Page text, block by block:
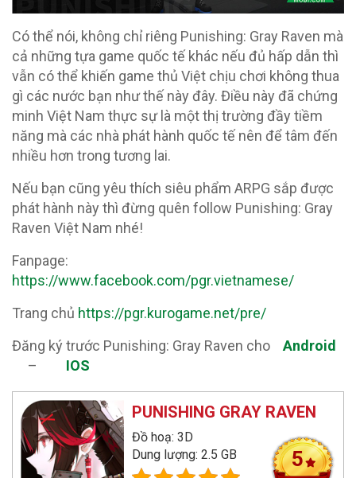
Có thể nói, không chỉ riêng Punishing: Gray Raven mà
cả những tựa game quốc tế khác nếu đủ hấp dẫn thì
vẫn có thể khiến game thủ Việt chịu chơi không thua
gì các nước bạn như thế này đây. Điều này đã chứng
minh Việt Nam thực sự là một thị trường đầy tiềm
năng mà các nhà phát hành quốc tế nên để tâm đến
nhiều hơn trong tương lai.
Nếu bạn cũng yêu thích siêu phẩm ARPG sắp được
phát hành này thì đừng quên follow Punishing: Gray
Raven Việt Nam nhé!
Fanpage:
https://www.facebook.com/pgr.vietnamese/
Trang chủ https://pgr.kurogame.net/pre/
Đăng ký trước Punishing: Gray Raven choAndroid
– IOS
PUNISHING GRAY RAVEN
Đồ hoạ: 3D
Dung lượng: 2.5 GB
5